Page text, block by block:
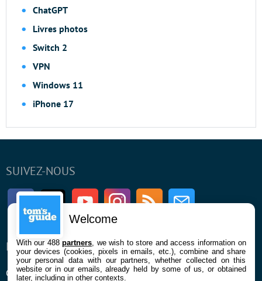
ChatGPT
Livres photos
Switch 2
VPN
Windows 11
iPhone 17
SUIVEZ-NOUS
FacebookTwitter Youtube InstagramRSS Newsletter
ENTREPRISE
Qui sommes nous
À PROPOS
La rédaction
Welcome
With our 488partners , we wish to store and access information on
your devices (cookies, pixels in emails, etc.), combine and share
your personal data with our partners, whether collected on this
website or in our emails, already held by some of us, or obtained
later, including in other contexts.